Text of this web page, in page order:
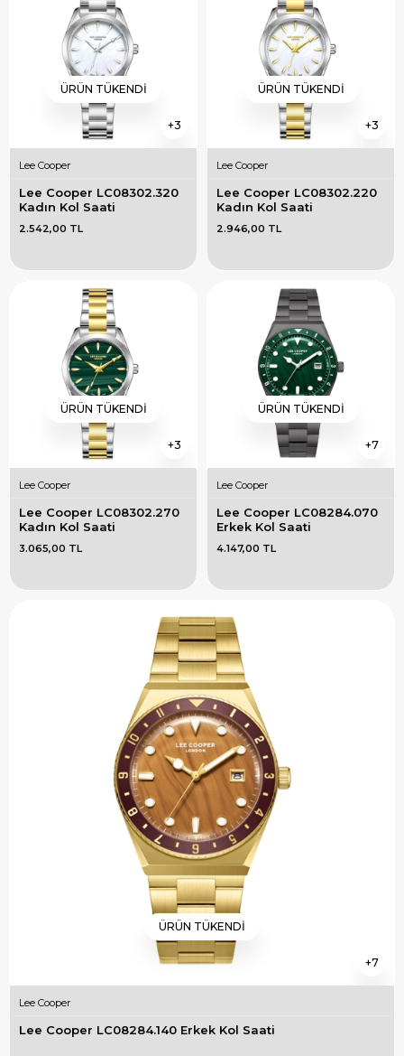
3
ÜRÜN TÜKENDI
Lee Cooper
Lee Cooper LC08302.320
Kadın Kol Saati
2.542,00 TL
3
ÜRÜN TÜKENDI
Lee Cooper
Lee Cooper LC08302.220
Kadın Kol Saati
2.946,00 TL
3
ÜRÜN TÜKENDI
Lee Cooper
Lee Cooper LC08302.270
Kadın Kol Saati
3.065,00 TL
7
ÜRÜN TÜKENDI
Lee Cooper
Lee Cooper LC08284.070
Erkek Kol Saati
4.147,00 TL
7
ÜRÜN TÜKENDI
Lee Cooper
Lee Cooper LC08284.140 Erkek Kol Saati